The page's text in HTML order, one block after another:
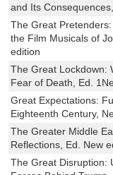
and Its
The Great
the Film Musicals of
edition
The Great Lockdown:
Fear of Death, Ed.
Great Expectations:
Eighteenth Century,
The Greater Middle
Reflections, Ed. New
The Great Disruption: